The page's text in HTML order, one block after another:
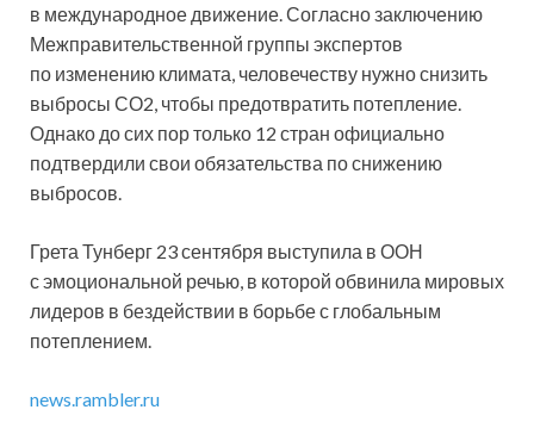
в международное движение. Согласно заключению
Межправительственной группы экспертов
по изменению климата, человечеству нужно снизить
выбросы СО2, чтобы предотвратить потепление.
Однако до сих пор только 12 стран официально
подтвердили свои обязательства по снижению
выбросов.
Грета Тунберг 23 сентября выступила в ООН
с эмоциональной речью, в которой обвинила мировых
лидеров в бездействии в борьбе с глобальным
потеплением.
news.rambler.ru